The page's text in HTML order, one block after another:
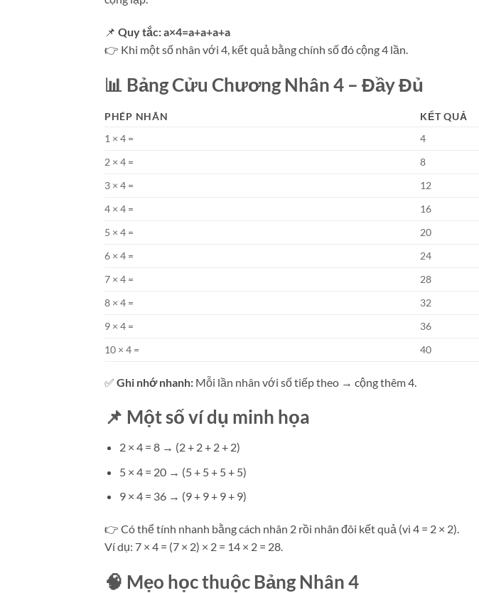
📌 Quy tắc: a×4=a+a+a+a
👉 Khi một số nhân với 4, kết quả bằng chính số đó cộng 4 lần.
📊 Bảng Cửu Chương Nhân 4 – Đầy Đủ
PHÉP NHÂN
KẾT QUẢ
1 × 4 =
4
2 × 4 =
8
3 × 4 =
12
4 × 4 =
16
5 × 4 =
20
6 × 4 =
24
7 × 4 =
28
8 × 4 =
32
9 × 4 =
36
10 × 4 =
40
✅ Ghi nhớ nhanh: Mỗi lần nhân với số tiếp theo → cộng thêm 4.
📌 Một số ví dụ minh họa
2 × 4 = 8 → (2 + 2 + 2 + 2)
5 × 4 = 20 → (5 + 5 + 5 + 5)
9 × 4 = 36 → (9 + 9 + 9 + 9)
👉 Có thể tính nhanh bằng cách nhân 2 rồi nhân đôi kết quả (vì 4 = 2 × 2).
Ví dụ: 7 × 4 = (7 × 2) × 2 = 14 × 2 = 28.
🧠 Mẹo học thuộc Bảng Nhân 4